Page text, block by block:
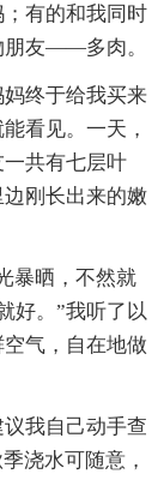
有的和我同时
朋友――多肉。
终于给我买来
看见。一天，
共有七层叶
刚长出来的嫩
暴晒，不然就
好。”我听了以
气，自在地做
我自己动手查
浇水可随意，